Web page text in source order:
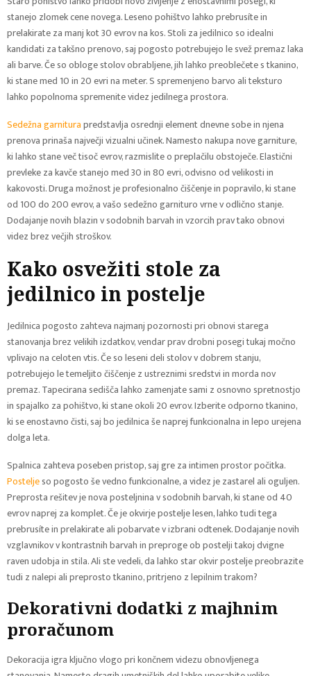
stanejo zlomek cene novega. Leseno pohištvo lahko prebrusíte in
prelakirate za manj kot 30 evrov na kos. Stoli za jedilnico so idealni
kandidati za takšno prenovo, saj pogosto potrebujejo le svež premaz laka
ali barve. Če so obloge stolov obrabljene, jih lahko preoblečete s tkanino,
ki stane med 10 in 20 evri na meter. S spremenjeno barvo ali teksturo
lahko popolnoma spremenite videz jedilnega prostora.
Sedežna garniturapredstavlja osrednji element dnevne sobe in njena
prenova prinaša največji vizualni učinek. Namesto nakupa nove garniture,
ki lahko stane več tisoč evrov, razmislite o preplačilu obstoječe. Elastični
prevleke za kavče stanejo med 30 in 80 evri, odvisno od velikosti in
kakovosti. Druga možnost je profesionalno čiščenje in popravilo, ki stane
od 100 do 200 evrov, a vašo sedežno garnituro vrne v odlično stanje.
Dodajanje novih blazin v sodobnih barvah in vzorcih prav tako obnovi
videz brez večjih stroškov.
Kako osvežiti stole za
jedilnico in postelje
Jedilnica pogosto zahteva najmanj pozornosti pri obnovi starega
stanovanja brez velikih izdatkov, vendar prav drobni posegi tukaj močno
vplivajo na celoten vtis. Če so leseni deli stolov v dobrem stanju,
potrebujejo le temeljito čiščenje z ustreznimi sredstvi in morda nov
premaz. Tapecirana sedišča lahko zamenjate sami z osnovno spretnostjo
in spajalko za pohištvo, ki stane okoli 20 evrov. Izberite odporno tkanino,
ki se enostavno čisti, saj bo jedilnica še naprej funkcionalna in lepo urejena
dolga leta.
Spalnica zahteva poseben pristop, saj gre za intimen prostor počitka.
Posteljeso pogosto še vedno funkcionalne, a videz je zastarel ali oguljen.
Preprosta rešitev je nova posteljnina v sodobnih barvah, ki stane od 40
evrov naprej za komplet. Če je okvirje postelje lesen, lahko tudi tega
prebrusíte in prelakirate ali pobarvate v izbrani odtenek. Dodajanje novih
vzglavnikov v kontrastnih barvah in preproge ob postelji takoj dvigne
raven udobja in stila. Ali ste vedeli, da lahko star okvir postelje preobrazite
tudi z nalepi ali preprosto tkanino, pritrjeno z lepilnim trakom?
Dekorativni dodatki z majhnim
proračunom
Dekoracija igra ključno vlogo pri končnem videzu obnovljenega